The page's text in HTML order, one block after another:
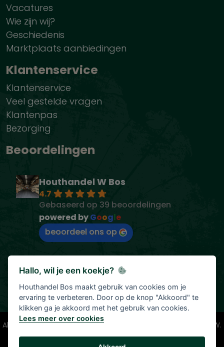
Vacatures
Wie zijn wij?
Geschiedenis
Marktplaats aanbiedingen
Klantenservice
Klantenservice
Veel gestelde vragen
Klantenpas
Bezorging
Beoordelingen
Houthandel W Bos
4.7
Gebaseerd op 39 beoordelingen
powered byGoogle
beoordeel ons op
Alle vermelde prijzen zijn onder voorbehoud en incl. 21% BTW.
Tenzij anders vermeld.
Hallo, wil je een koekje?
Houthandel Bos maakt gebruik van cookies om je
ervaring te verbeteren. Door op de knop "Akkoord" te
klikken ga je akkoord met het gebruik van cookies.
Lees meer over cookies